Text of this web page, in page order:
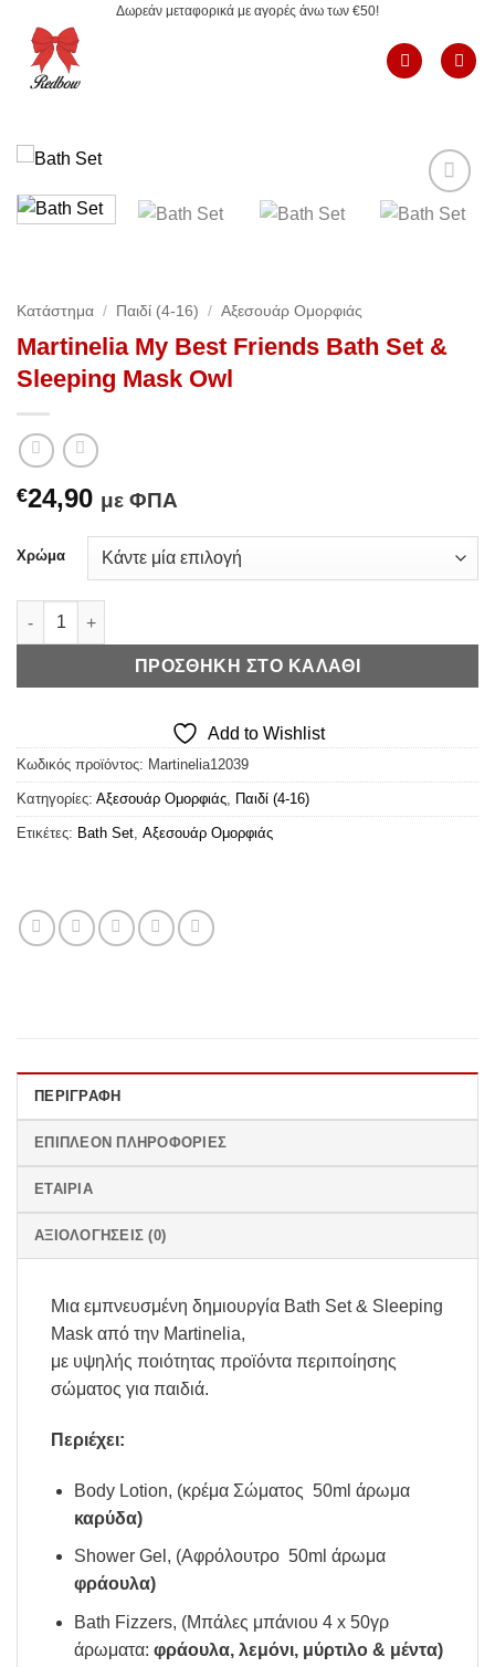
περιεχόμενο
Δωρεάν μεταφορικά με αγορές άνω των €50!
Add to
Κατάστημα / Παιδί (4-16) / Αξεσουάρ Ομορφιάς
Martinelia My Best Friends Bath Set &
Sleeping Mask Owl
€24,90 με ΦΠΑ
Χρώμα
Martinelia My Best Friends Bath Set & Sleeping Mask Owl
ΠΡΟΣΘΉΚΗ ΣΤΟ ΚΑΛΆΘΙ
Add to Wishlist
Κωδικός προϊόντος: Martinelia12039
Κατηγορίες: Αξεσουάρ Ομορφιάς, Παιδί (4-16)
Ετικέτες: Bath Set, Αξεσουάρ Ομορφιάς
ΠΕΡΙΓΡΑΦΉ
ΕΠΙΠΛΈΟΝ ΠΛΗΡΟΦΟΡΊΕΣ
ΕΤΑΙΡΊΑ
ΑΞΙΟΛΟΓΉΣΕΙΣ (0)
Μια εμπνευσμένη δημιουργία Bath Set & Sleeping
Mask από την Martinelia,
με υψηλής ποιότητας προϊόντα περιποίησης
σώματος για παιδιά.
Περιέχει:
Body Lotion, (κρέμα Σώματος 50ml άρωμα
καρύδα)
Shower Gel, (Αφρόλουτρο 50ml άρωμα
φράουλα)
Bath Fizzers, (Μπάλες μπάνιου 4 x 50γρ
άρωματα: φράουλα, λεμόνι, μύρτιλο & μέντα)